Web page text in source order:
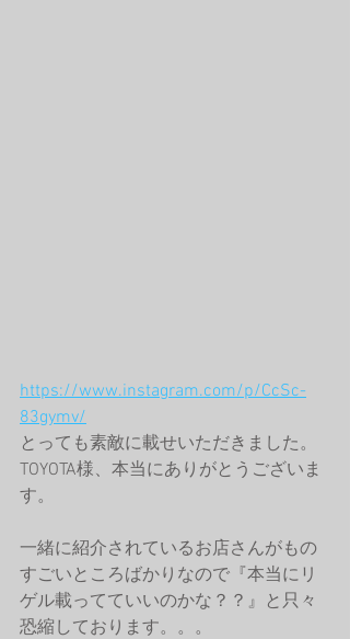
https://www.instagram.com/p/CcSc-
83gymv/
とっても素敵に載せいただきました。
TOYOTA様、本当にありがとうございま
す。
一緒に紹介されているお店さんがもの
すごいところばかりなので『本当にリ
ゲル載ってていいのかな？？』と只々
恐縮しております。。。